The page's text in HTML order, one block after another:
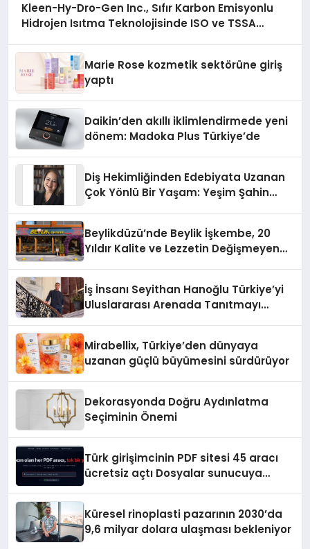
Kleen-Hy-Dro-Gen Inc., Sıfır Karbon Emisyonlu
Hidrojen Isıtma Teknolojisinde ISO ve TSSA
Marie Rose kozmetik sektörüne giriş
yaptı
Daikin’den akıllı iklimlendirmede yeni
dönem: Madoka Plus Türkiye’de
Diş Hekimliğinden Edebiyata Uzanan
Çok Yönlü Bir Yaşam: Yeşim Şahin
Beylikdüzü’nde Beylik İşkembe, 20
Yıldır Kalite ve Lezzetin Değişmeyen
İş İnsanı Seyithan Hanoğlu Türkiye’yi
Uluslararası Arenada Tanıtmayı
Mirabellix, Türkiye’den dünyaya
uzanan güçlü büyümesini sürdürüyor
Dekorasyonda Doğru Aydınlatma
Seçiminin Önemi
Türk girişimcinin PDF sitesi 45 aracı
ücretsiz açtı Dosyalar sunucuya
Küresel rinoplasti pazarının 2030’da
9,6 milyar dolara ulaşması bekleniyor